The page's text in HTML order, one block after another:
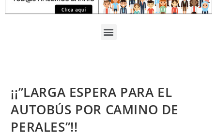
¡¡”LARGA ESPERA PARA EL
AUTOBÚS POR CAMINO DE
PERALES”!!